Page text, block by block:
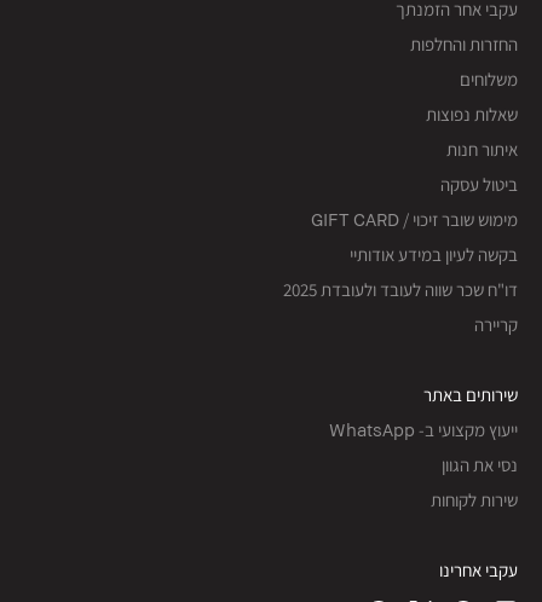
עקבי אחר הזמנתך
החזרות והחלפות
משלוחים
שאלות נפוצות
איתור חנות
ביטול עסקה
מימוש שובר זיכוי / GIFT CARD
בקשה לעיון במידע אודותיי
דו"ח שכר שווה לעובד ולעובדת 2025
קריירה
שירותים באתר
ייעוץ מקצועי ב- WhatsApp
נסי את הגוון
שירות לקוחות
עקבי אחרינו